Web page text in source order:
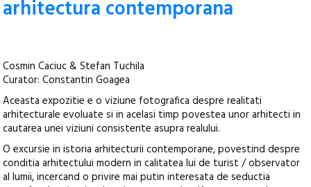
arhitectura contemporana
Cosmin Caciuc & Stefan Tuchila
Curator: Constantin Goagea
Aceasta expozitie e o viziune fotografica despre realitati
arhitecturale evoluate si in acelasi timp povestea unor arhitecti in
cautarea unei viziuni consistente asupra realului.
O excursie in istoria arhitecturii contemporane, povestind despre
conditia arhitectului modern in calitatea lui de turist / observator
al lumii, incercand o privire mai putin interesata de seductia